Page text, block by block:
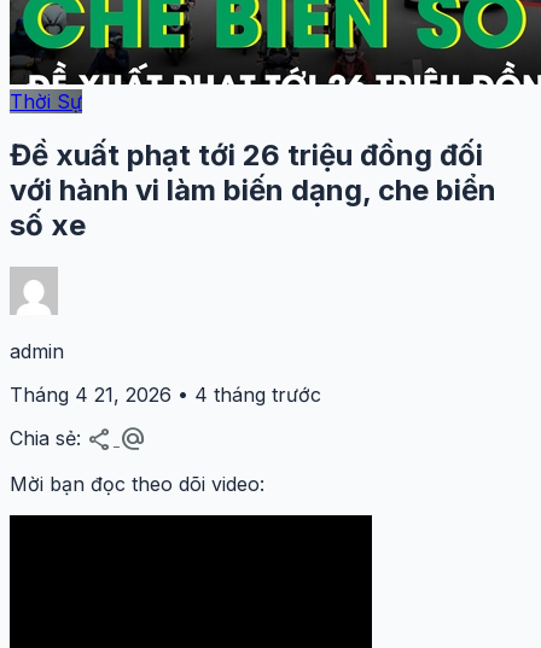
Thời Sự
Đề xuất phạt tới 26 triệu đồng đối
với hành vi làm biến dạng, che biển
số xe
admin
Tháng 4 21, 2026 • 4 tháng trước
Chia sẻ: share alternate_email
Mời bạn đọc theo dõi video: